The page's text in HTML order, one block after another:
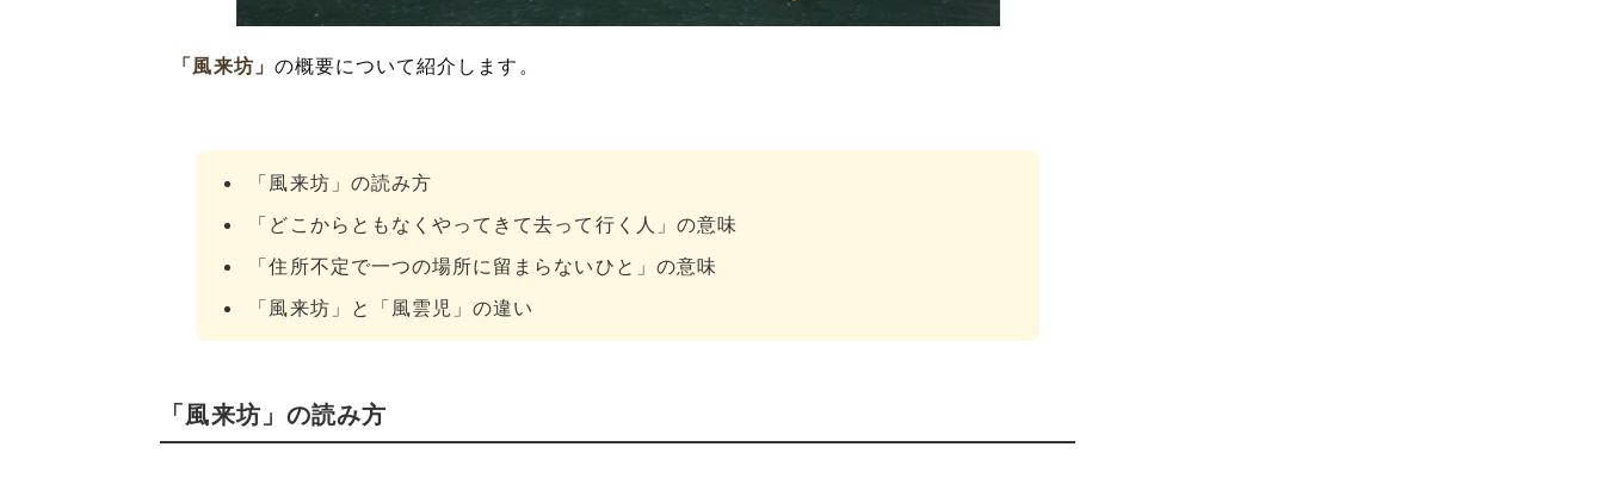
「風来坊」 の概要について紹介します。
「風来坊」の読み方
「どこからともなくやってきて去って行く人」の意味
「住所不定で一つの場所に留まらないひと」の意味
「風来坊」と「風雲児」の違い
「風来坊」の読み方